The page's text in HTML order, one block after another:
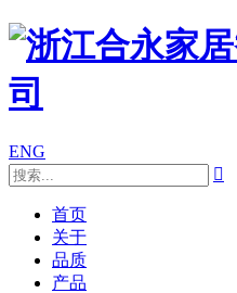
ENG

首页
关于
品质
产品